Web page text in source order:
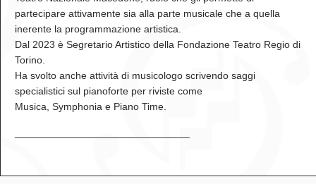
partecipare attivamente sia alla parte musicale che a quella
inerente la programmazione artistica.
Dal 2023 è Segretario Artistico della Fondazione Teatro Regio di
Torino.
Ha svolto anche attività di musicologo scrivendo saggi
specialistici sul pianoforte per riviste come
Musica, Symphonia e Piano Time.